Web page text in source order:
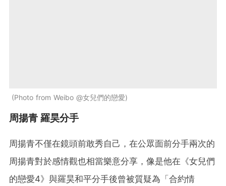
Photo from Weibo @女兒們的戀愛
周揚青 羅昊分手
周揚青不僅在鏡頭前敢秀自己，在公眾面前分手兩次的
周揚青對於感情觀也相當樂意分享，像是他在《女兒們
的戀愛4》與羅昊和平分手後曾被質疑為「合約情